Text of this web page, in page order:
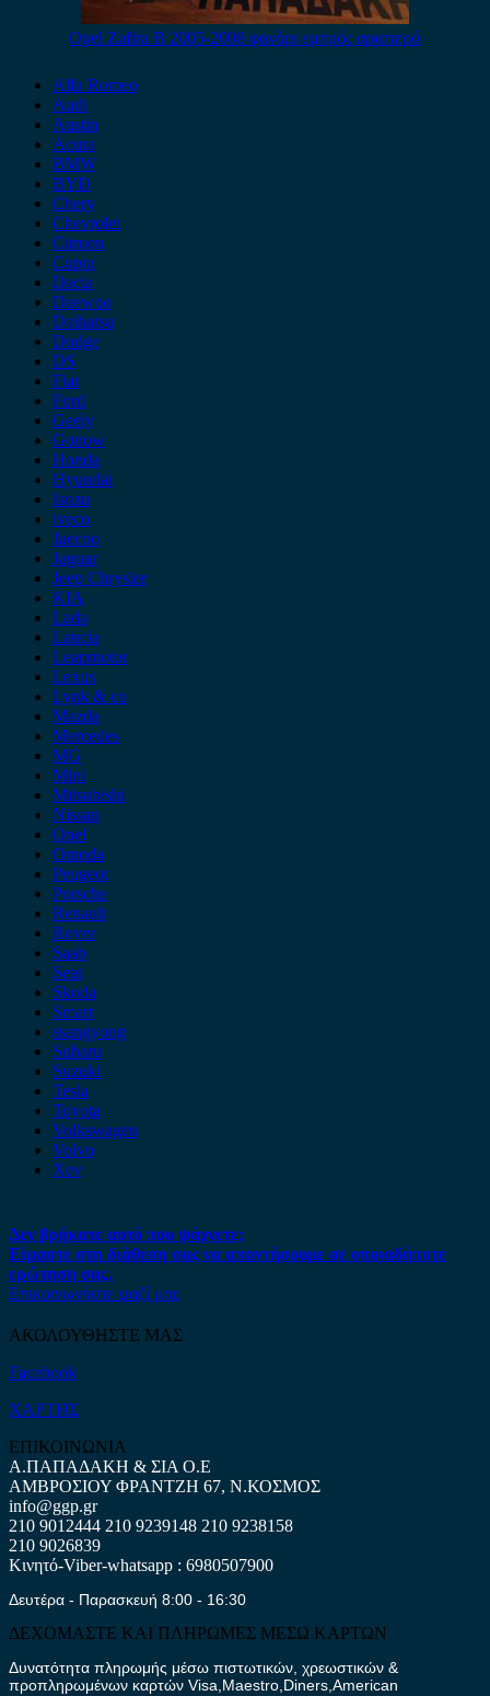
Opel Zafira B 2005-2008 φανάρι εμπρός αριστερό
Alfa Romeo
Audi
Austin
Acura
BMW
BYD
Chery
Chevrolet
Citroen
Cupra
Dacia
Daewoo
Daihatsu
Dodge
DS
Fiat
Ford
Geely
Gonow
Honda
Hyundai
Isuzu
iveco
Jaecoo
Jaguar
Jeep Chrysler
KIA
Lada
Lancia
Leapmotor
Lexus
Lynk & co
Mazda
Mercedes
MG
Mini
Mitsubishi
Nissan
Opel
Omoda
Peugeot
Porsche
Renault
Rover
Saab
Seat
Skoda
Smart
ssangyong
Subaru
Suzuki
Tesla
Toyota
Volkswagen
Volvo
Xev
Δεν βρήκατε αυτό που ψάχνετε;
Είμαστε στη διάθεση σας να απαντήσουμε σε οποιαδήποτε
ερώτηση σας.
Επικοινωνήστε μαζί μας
ΑΚΟΛΟΥΘΗΣΤΕ ΜΑΣ
Facebook
ΧΑΡΤΗΣ
ΕΠΙΚΟΙΝΩΝΙΑ
Α.ΠΑΠΑΔΑΚΗ & ΣΙΑ Ο.Ε
ΑΜΒΡΟΣΙΟΥ ΦΡΑΝΤΖΗ 67, Ν.ΚΟΣΜΟΣ
info@ggp.gr
210 9012444 210 9239148 210 9238158
210 9026839
Κινητό-Viber-whatsapp : 6980507900
Δευτέρα - Παρασκευή 8:00 - 16:30
ΔΕΧΟΜΑΣΤΕ ΚΑΙ ΠΛΗΡΩΜΕΣ ΜΕΣΩ ΚΑΡΤΩΝ
Δυνατότητα πληρωμής μέσω πιστωτικών, χρεωστικών &
προπληρωμένων καρτών Visa,Maestro,Diners,American